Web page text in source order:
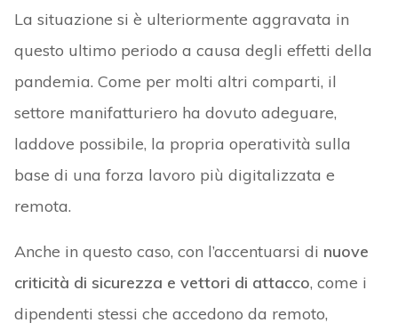
La situazione si è ulteriormente aggravata in
questo ultimo periodo a causa degli effetti della
pandemia. Come per molti altri comparti, il
settore manifatturiero ha dovuto adeguare,
laddove possibile, la propria operatività sulla
base di una forza lavoro più digitalizzata e
remota.
Anche in questo caso, con l’accentuarsi di nuove
criticità di sicurezza e vettori di attacco, come i
dipendenti stessi che accedono da remoto,